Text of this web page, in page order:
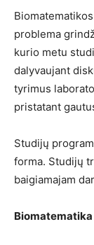
problema
kurio metu
dalyvaujant
tyrimus
pristatant
Studijų
forma. Studijų
baigiamajam